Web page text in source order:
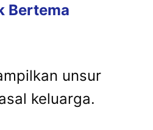
Bertema
unsur
keluarga.